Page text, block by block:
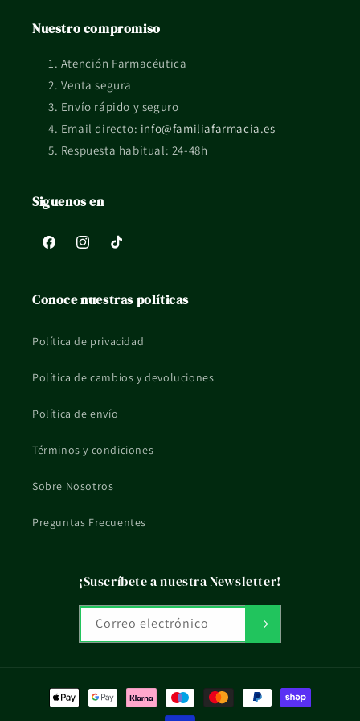
etiquetado del fabricante.
Si tienes una situación concreta, embarazo, lactancia, piel
reactiva o tratamiento en curso, mejor consultarlo con un
profesional sanitario.
La información de esta ficha es orientativa y no sustituye el
Nuestro compromiso
Atención Farmacéutica
Venta segura
Envío rápido y seguro
Email directo: info@familiafarmacia.es
Respuesta habitual: 24-48h
Siguenos en
FacebookInstagramTikTok
Conoce nuestras políticas
Política de privacidad
Política de cambios y devoluciones
Política de envío
Términos y condiciones
Sobre Nosotros
Preguntas Frecuentes
¡Suscríbete a nuestra Newsletter!
Correo electrónico
Formas